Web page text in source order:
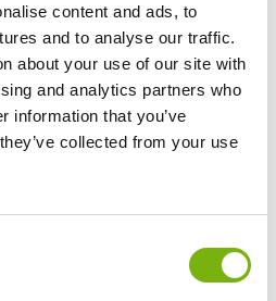
content and ads, to
and to analyse our traffic.
about your use of our site with
and analytics partners who
information that you’ve
collected from your use
con el usuario, prestar los
del Sitio Web y, en su
sobre nuestros productos
una relación contractual o
consentimiento prestado
los formularios del
resulte necesario para la
ejemplo, proveedores